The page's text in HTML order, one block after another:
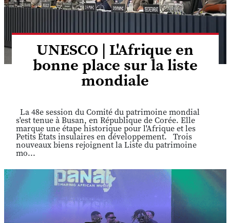
UNESCO | L'Afrique en
bonne place sur la liste
mondiale
La 48e session du Comité du patrimoine mondial
s'est tenue à Busan, en République de Corée. Elle
marque une étape historique pour l'Afrique et les
Petits États insulaires en développement. Trois
nouveaux biens rejoignent la Liste du patrimoine
mo...